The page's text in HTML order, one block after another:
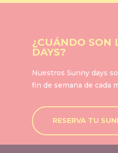
¿CUÁNDO SON
DAYS?
Nuestros Sunny days
fin de semana de cada
RESERVA TU